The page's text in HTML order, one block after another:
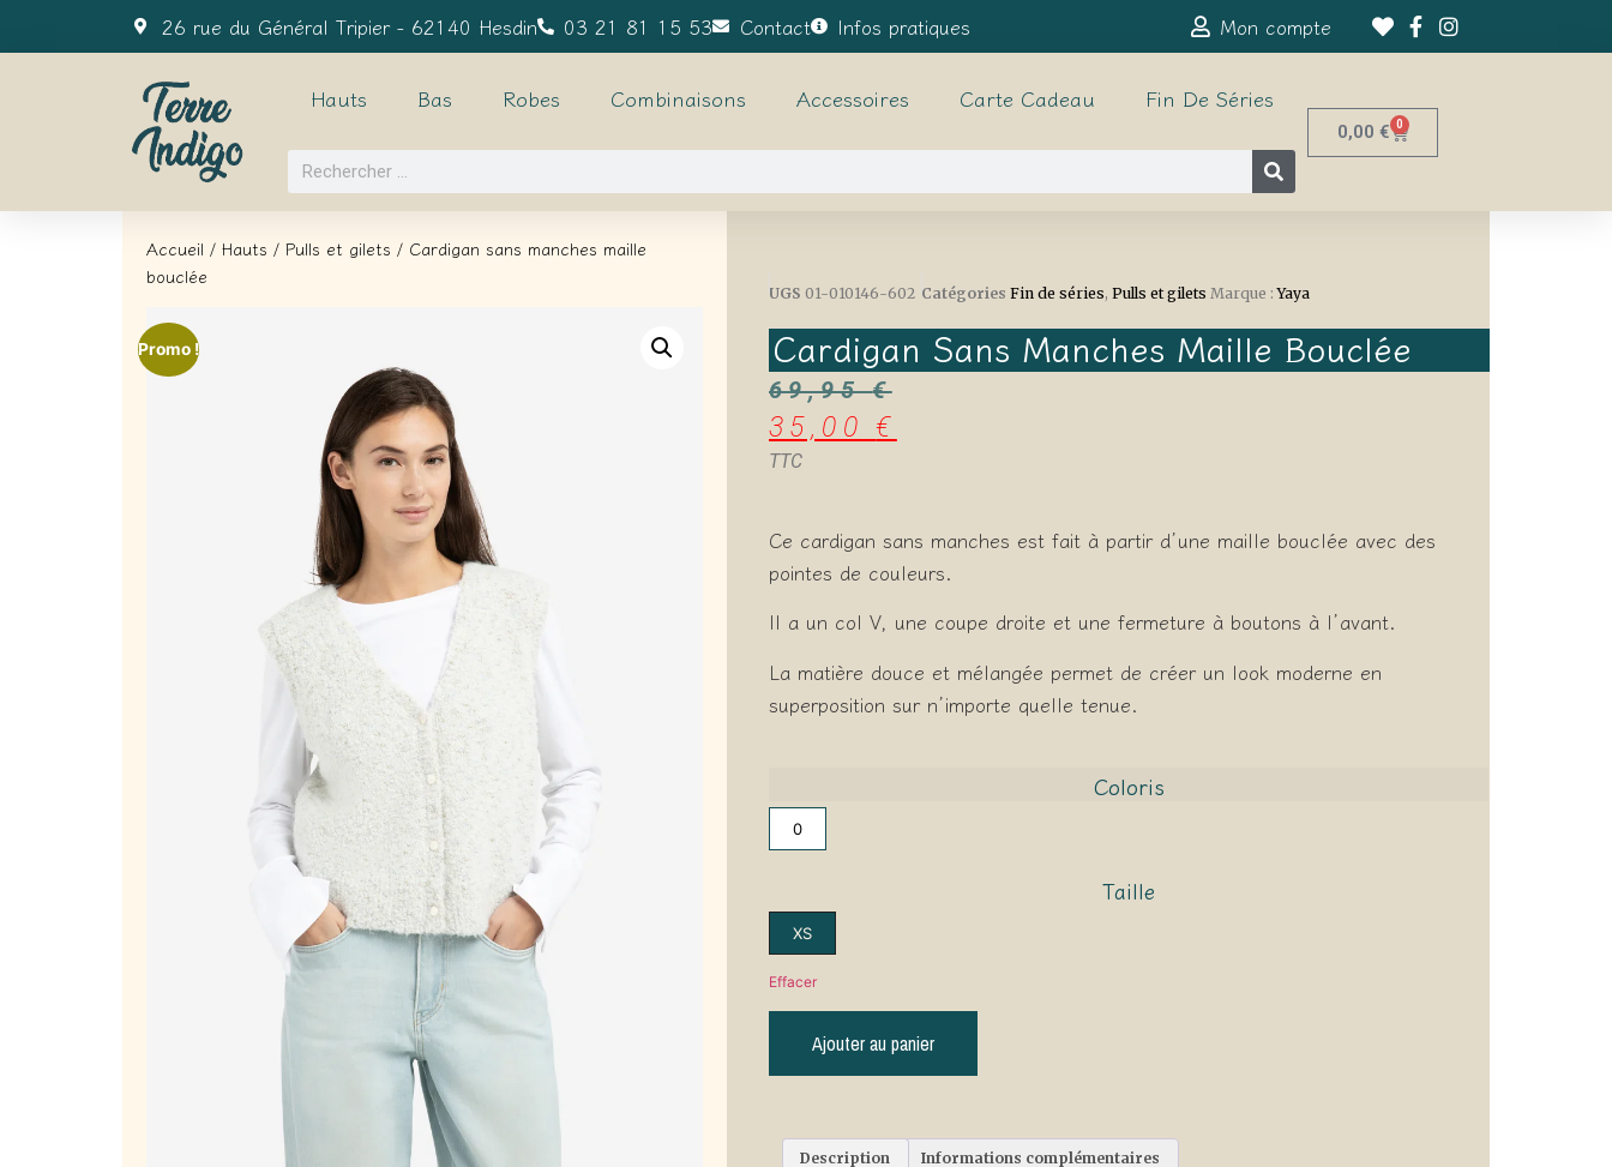
26 rue du Général Tripier - 62140 Hesdin 03 21 81 15 53 Contact Infos pratiques Mon compte
Hauts Bas Robes Combinaisons Accessoires Carte Cadeau Fin De Séries
0,00 € 0
Accueil / Hauts / Pulls et gilets / Cardigan sans manches maille
bouclée
Promo !
UGS 01-010146-602 Catégories Fin de séries, Pulls et gilets Marque :Yaya
Cardigan Sans Manches Maille Bouclée
69,95€
35,00€
TTC
Ce cardigan sans manches est fait à partir d’une maille bouclée avec des
pointes de couleurs.
Il a un col V, une coupe droite et une fermeture à boutons à l’avant.
La matière douce et mélangée permet de créer un look moderne en
superposition sur n’importe quelle tenue.
Coloris
0
Taille
XS
Effacer
Ajouter au panier
Description Informations complémentaires